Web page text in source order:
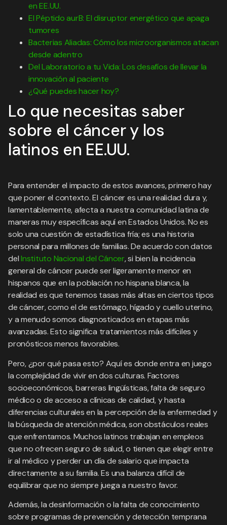
en EE.UU.
El Péptido aurB: El disruptor energético que apaga
tumores
Bacterias Aliadas: Cómo los microorganismos atacan
desde adentro
Del Laboratorio a tu Vida: Los desafíos de llevar la
innovación al paciente
¿Qué puedes hacer hoy?
Lo que necesitas saber
sobre el cáncer y los
latinos en EE.UU.
Para entender el impacto de estos avances, primero hay
que poner el contexto. El cáncer es una realidad dura y,
lamentablemente, afecta a nuestra comunidad latina de
maneras muy específicas aquí en Estados Unidos. No es
solo una cuestión de estadística fría; es una historia
personal para millones de familias. De acuerdo con datos
delInstituto Nacional del Cáncer, si bien la incidencia
general de cáncer puede ser ligeramente menor en
hispanos que en la población no hispana blanca, la
realidad es que tenemos tasas más altas en ciertos tipos
de cáncer, como el de estómago, hígado y cuello uterino,
y a menudo somos diagnosticados en etapas más
avanzadas. Esto significa tratamientos más difíciles y
pronósticos menos favorables.
Pero, ¿por qué pasa esto? Aquí es donde entra en juego
la complejidad de vivir en dos culturas. Factores
socioeconómicos, barreras lingüísticas, falta de seguro
médico o de acceso a clínicas de calidad, y hasta
diferencias culturales en la percepción de la enfermedad y
la búsqueda de atención médica, son obstáculos reales
que enfrentamos. Muchos latinos trabajan en empleos
que no ofrecen seguro de salud, o tienen que elegir entre
ir al médico y perder un día de salario que impacta
directamente a su familia. Es una balanza difícil de
equilibrar que no siempre juega a nuestro favor.
Además, la desinformación o la falta de conocimiento
sobre programas de prevención y detección temprana